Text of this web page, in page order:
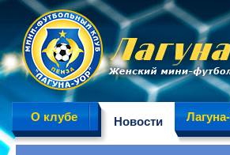
О клубе Новости